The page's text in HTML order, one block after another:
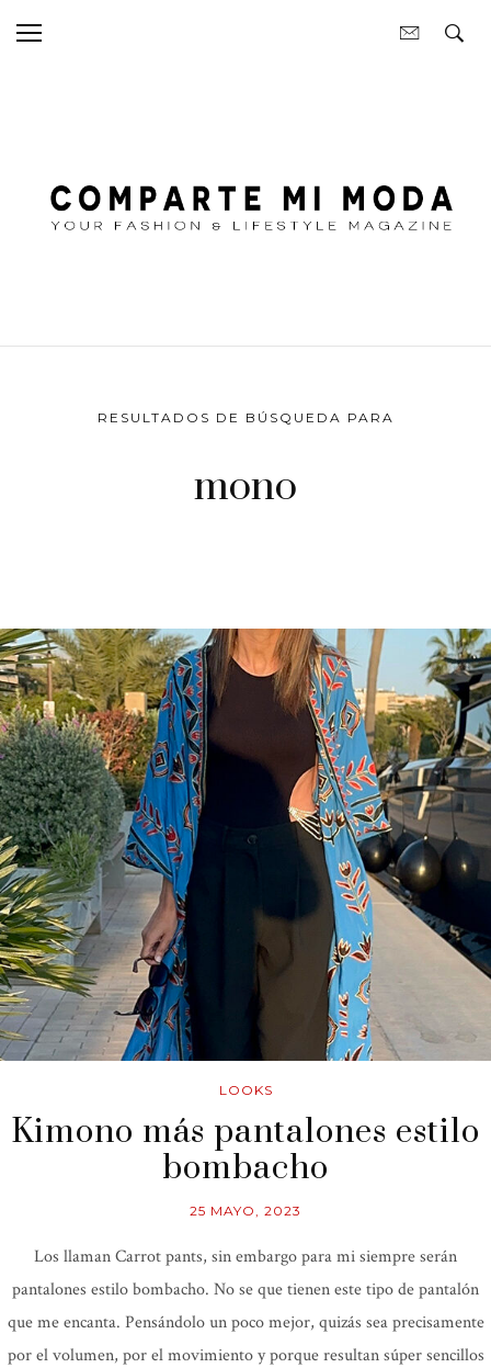
RESULTADOS DE BÚSQUEDA PARA
mono
LOOKS
Kimono más pantalones estilo
bombacho
25 MAYO, 2023
Los llaman Carrot pants, sin embargo para mi siempre serán
pantalones estilo bombacho. No se que tienen este tipo de pantalón
que me encanta. Pensándolo un poco mejor, quizás sea precisamente
por el volumen, por el movimiento y porque resultan súper sencillos